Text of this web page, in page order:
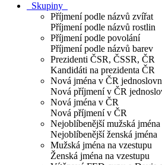
Skupiny
Příjmení podle názvů zvířat
Příjmení podle názvů rostlin
Příjmení podle povolání
Příjmení podle názvů barev
Prezidenti ČSR, ČSSR, ČR
Kandidáti na prezidenta ČR
Nová jména v ČR
Nová příjmení v ČR
Nová jména v ČR
Nová příjmení v ČR
Nejoblíbenější mužská jména
Nejoblíbenější ženská jména
Mužská jména na vzestupu
Ženská jména na vzestupu